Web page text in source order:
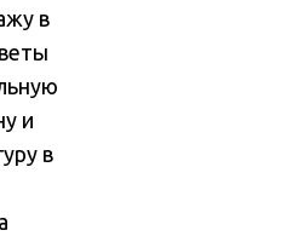
в
и
в